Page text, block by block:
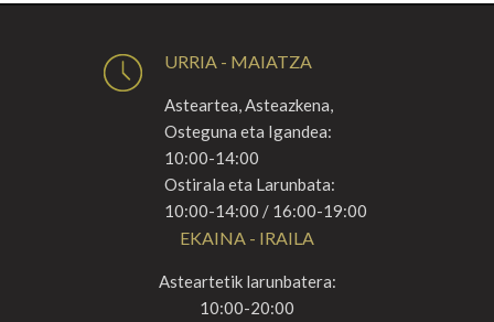
URRIA - MAIATZA
Asteartea, Asteazkena,
Osteguna eta Igandea:
10:00-14:00
Ostirala eta Larunbata:
10:00-14:00 / 16:00-19:00
EKAINA - IRAILA
Asteartetik larunbatera:
10:00-20:00